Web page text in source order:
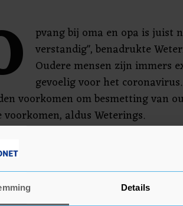
Details
pvang bij oma en opa is juist
verstandig", benadrukte
Oudere mensen zijn immers
gevoelig voor het
voorkomen om besmetting van
voorkomen, aldus Weterings.
de onderwijskoepels praten over
kinderen in scholen. Die opvang is
dan het kunnen geven van goed